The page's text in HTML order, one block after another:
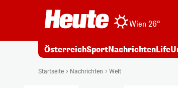
Wien 26°
ÖsterreichSportNachrichtenLife
Startseite Nachrichten Welt